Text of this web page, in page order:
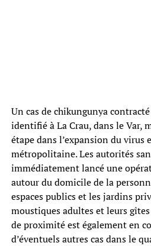
Un cas de chikungunya
identifié à La Crau, dans le Var,
étape dans l’expansion du virus
métropolitaine. Les autorités
immédiatement lancé une
autour du domicile de la
espaces publics et les jardins
moustiques adultes et leurs
de proximité est également en
d’éventuels autres cas dans le